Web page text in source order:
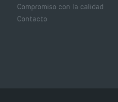
Compromiso con la calidad
Contacto